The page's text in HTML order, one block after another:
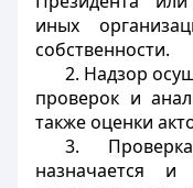
иных
собственности.
2. Надзор
проверок и
также оценки
3.
назначается